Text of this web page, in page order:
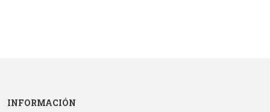
INFORMACIÓN